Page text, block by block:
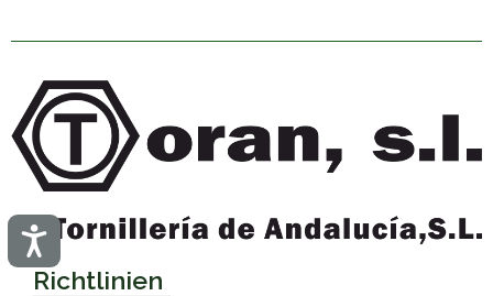
Accesibilidad
Richtlinien